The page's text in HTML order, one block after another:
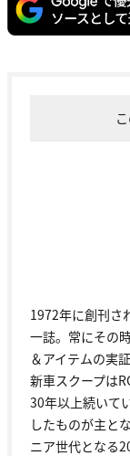
1972年に創刊さ
一誌。常にその
＆アイテムの実
新車スクープは
30年以上続いて
したものが主と
ニア世代となる